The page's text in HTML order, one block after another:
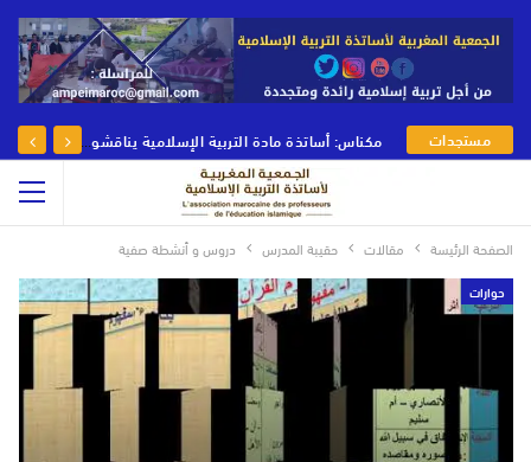
مستجدات
الجمعية
مكناس: أساتذة مادة التربية الإسلامية يناقشون رهانات وأدوار مادة التربية الإسلامية في يومها الوطني
الصفحة الرئيسة مقالات حقيبة المدرس دروس و أنشطة صفية
حوارات